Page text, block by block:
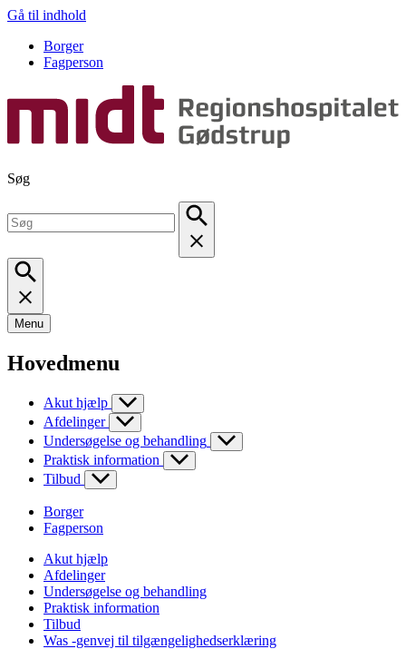
Gå til indhold
Borger
Fagperson
Søg
Menu
Hovedmenu
Akut hjælp
Afdelinger
Undersøgelse og behandling
Praktisk information
Tilbud
Borger
Fagperson
Akut hjælp
Afdelinger
Undersøgelse og behandling
Praktisk information
Tilbud
Was -genvej til tilgængelighedserklæring